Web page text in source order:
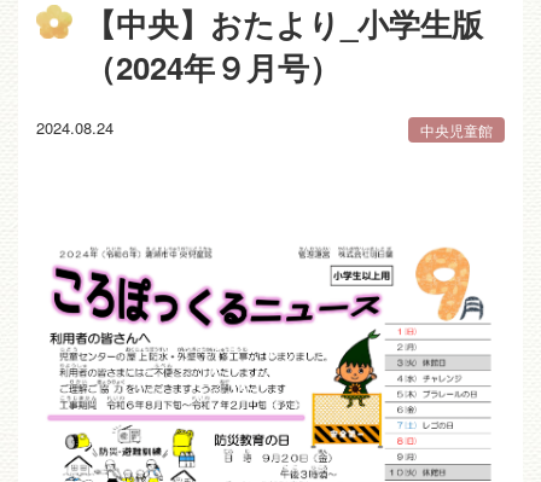
【中央】おたより_小学生版
（2024年９月号）
2024.08.24 中央児童館